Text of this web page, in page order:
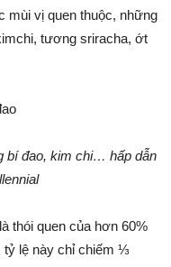
mùi vị quen thuộc, những
tương sriracha, ớt
bí đao, kim chi… hấp dẫn
thói quen của hơn 60%
tỷ lệ này chỉ chiếm ⅓